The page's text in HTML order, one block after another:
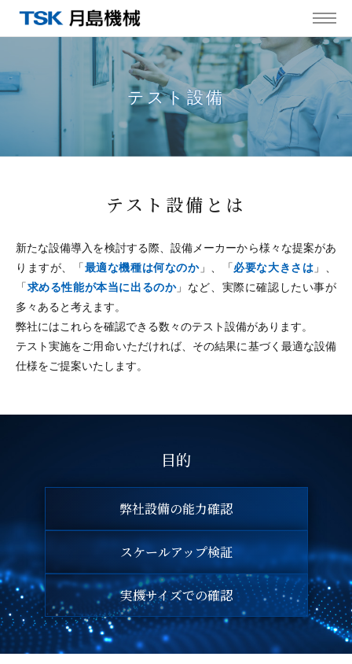
テスト設備
テスト設備とは
新たな設備導入を検討する際、設備メーカーから様々な提案があ
りますが、
「最適な機種は何なのか」、「必要な大きさは 」、
「求める性能が本当に出るのか」など、 実際に確認したい事が
多々あると考えます。
弊社にはこれらを確認できる数々のテスト設備があります。
テスト実施をご用命いただければ、その結果に基づく最適な設備
仕様をご提案いたします。
目的
弊社設備の能力確認
スケールアップ検証
実機サイズでの確認